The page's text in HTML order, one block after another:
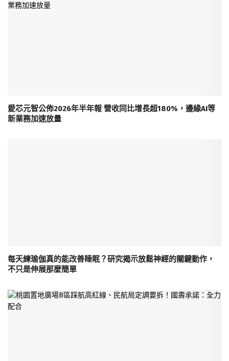
愛芯元智公佈2026年半年報 營收同比增長超180%，邊緣AI等
新業務加速放量
每天練瑜伽真的能改善睡眠？研究揭示放鬆神經的關鍵動作，
不只是伸展那麼簡單